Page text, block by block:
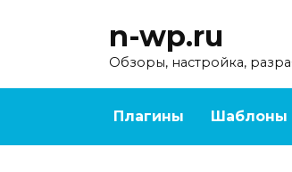
n-wp.ru
Обзоры, настройка,
Плагины Шаблоны